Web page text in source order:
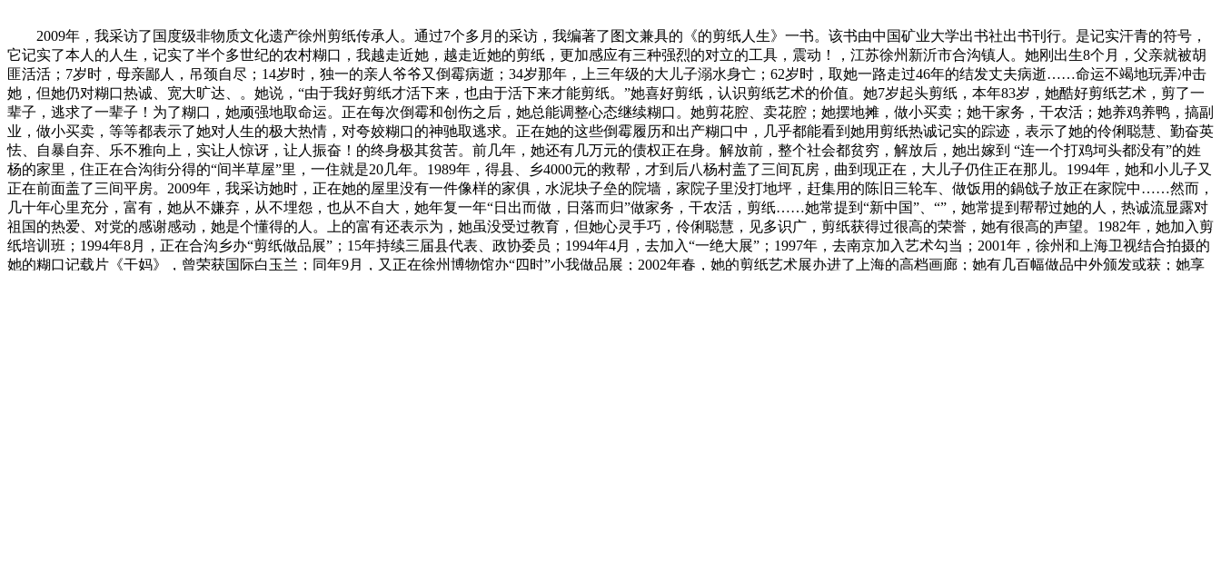
2009年，我采访了国度级非物质文化遗产徐州剪纸传承人。通过7个多月的采访，我编著了图文兼具的《的剪纸人生》一书。该书由中国矿业大学出书社出书刊行。是记实汗青的符号，
它记实了本人的人生，记实了半个多世纪的农村糊口，我越走近她，越走近她的剪纸，更加感应有三种强烈的对立的工具，震动！，江苏徐州新沂市合沟镇人。她刚出生8个月，父亲就被胡
匪活活；7岁时，母亲鄙人，吊颈自尽；14岁时，独一的亲人爷爷又倒霉病逝；34岁那年，上三年级的大儿子溺水身亡；62岁时，取她一路走过46年的结发丈夫病逝……命运不竭地玩弄冲击
她，但她仍对糊口热诚、宽大旷达、。她说，“由于我好剪纸才活下来，也由于活下来才能剪纸。”她喜好剪纸，认识剪纸艺术的价值。她7岁起头剪纸，本年83岁，她酷好剪纸艺术，剪了一
辈子，逃求了一辈子！为了糊口，她顽强地取命运。正在每次倒霉和创伤之后，她总能调整心态继续糊口。她剪花腔、卖花腔；她摆地摊，做小买卖；她干家务，干农活；她养鸡养鸭，搞副
业，做小买卖，等等都表示了她对人生的极大热情，对夸姣糊口的神驰取逃求。正在她的这些倒霉履历和出产糊口中，几乎都能看到她用剪纸热诚记实的踪迹，表示了她的伶俐聪慧、勤奋英
怯、自暴自弃、乐不雅向上，实让人惊讶，让人振奋！的终身极其贫苦。前几年，她还有几万元的债权正在身。解放前，整个社会都贫穷，解放后，她出嫁到 “连一个打鸡坷头都没有”的姓
杨的家里，住正在合沟街分得的“间半草屋”里，一住就是20几年。1989年，得县、乡4000元的救帮，才到后八杨村盖了三间瓦房，曲到现正在，大儿子仍住正在那儿。1994年，她和小儿子又
正在前面盖了三间平房。2009年，我采访她时，正在她的屋里没有一件像样的家俱，水泥块子垒的院墙，家院子里没打地坪，赶集用的陈旧三轮车、做饭用的鍋戗子放正在家院中……然而，
几十年心里充分，富有，她从不嫌弃，从不埋怨，也从不自大，她年复一年“日出而做，日落而归”做家务，干农活，剪纸……她常提到“新中国”、“”，她常提到帮帮过她的人，热诚流显露对
祖国的热爱、对党的感谢感动，她是个懂得的人。上的富有还表示为，她虽没受过教育，但她心灵手巧，伶俐聪慧，见多识广，剪纸获得过很高的荣誉，她有很高的声望。1982年，她加入剪
纸培训班；1994年8月，正在合沟乡办“剪纸做品展”；15年持续三届县代表、政协委员；1994年4月，去加入“一绝大展”；1997年，去南京加入艺术勾当；2001年，徐州和上海卫视结合拍摄的
她的糊口记载片《干妈》，曾荣获国际白玉兰；同年9月，又正在徐州博物馆办“四时”小我做品展；2002年春，她的剪纸艺术展办进了上海的高档画廊；她有几百幅做品中外颁发或获；她享